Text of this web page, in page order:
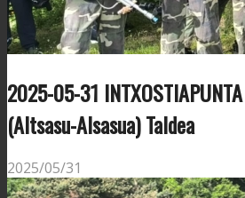
2025-05-31
(Altsasu-Alsasua) Taldea
2025/05/31